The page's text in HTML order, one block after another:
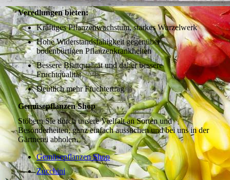
Veredlungen bieten:
Kräftiges Pflanzenwachstum, starkes Wurzelwerk
Hohe Widerstandsfähigkeit gegenüber
bodenbürtigen Pflanzenkrankheiten
Bessere Blattqualität und daher bessere
Fruchtqualität
Deutlich mehr Fruchtertrag
Gemüsepflanzen Shop
Stöbern Sie durch unsere Vielfalt an Sorten und
Besonderheiten, ganz einfach aussuchen und bei uns in der
Gärtnerei abholen.
Gemüsepflanzen Shop
Zucchini